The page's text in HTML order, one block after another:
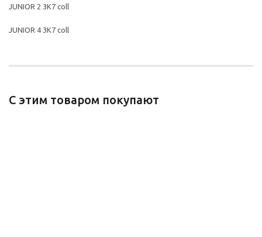
JUNIOR 2 3K7 coll
JUNIOR 4 3K7 coll
С этим товаром покупают